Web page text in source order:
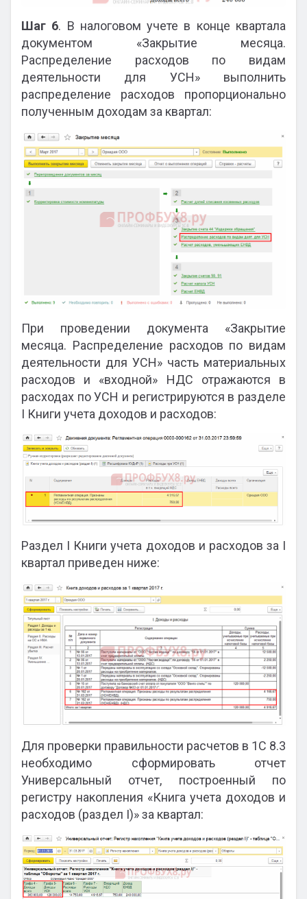
Шаг 6. В налоговом учете в конце квартала
документом «Закрытие месяца.
Распределение расходов по видам
деятельности для УСН» выполнить
распределение расходов пропорционально
полученным доходам за квартал:
При проведении документа «Закрытие
месяца. Распределение расходов по видам
деятельности для УСН» часть материальных
расходов и «входной» НДС отражаются в
расходах по УСН и регистрируются в разделе
I Книги учета доходов и расходов:
Раздел I Книги учета доходов и расходов за I
квартал приведен ниже:
Для проверки правильности расчетов в 1С 8.3
необходимо сформировать отчет
Универсальный отчет, построенный по
регистру накопления «Книга учета доходов и
расходов (раздел I)» за квартал: